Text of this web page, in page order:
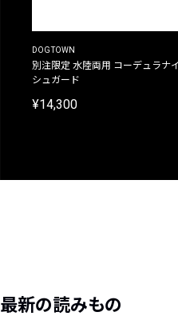
DOGTOWN
別注限定 水陸両用 コーデュラナ
シュガード
¥14,300
最新の読みもの